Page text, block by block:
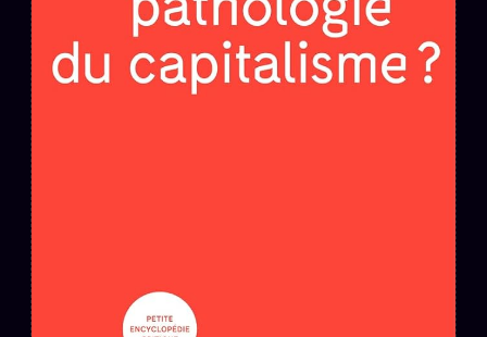
L'ORACLE Z/S 12 PRODUITS
Oracle Famille